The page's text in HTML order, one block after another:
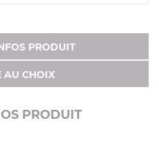
PRODUIT
AU CHOIX
PRODUIT